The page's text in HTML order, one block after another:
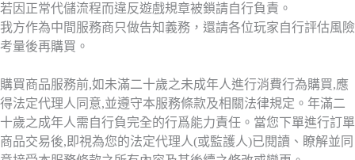
若因正常代儲流程而違反遊戲規章被鎖請自行負責。
我方作為中間服務商只做告知義務，還請各位玩家自行評估風險
考量後再購買。
購買商品服務前,如未滿二十歲之未成年人進行消費行為購買,應
得法定代理人同意,並遵守本服務條款及相關法律規定。年滿二
十歲之成年人需自行負完全的行爲能力責任。當您下單進行訂單
商品交易後,即視為您的法定代理人(或監護人)已閱讀、瞭解並同